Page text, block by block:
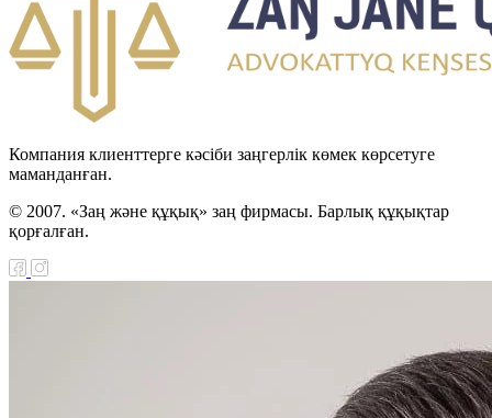
Компания клиенттерге кәсіби заңгерлік көмек көрсетуге
маманданған.
© 2007. «Заң және құқық» заң фирмасы. Барлық құқықтар
қорғалған.